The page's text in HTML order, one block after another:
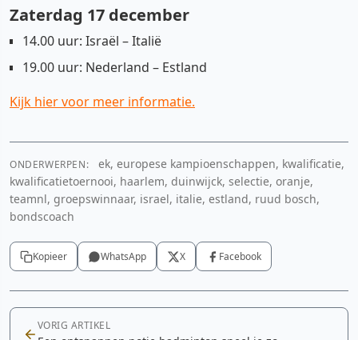
Zaterdag 17 december
14.00 uur: Israël – Italië
19.00 uur: Nederland – Estland
Kijk hier voor meer informatie.
ONDERWERPEN:
ek, europese kampioenschappen, kwalificatie,
kwalificatietoernooi, haarlem, duinwijck, selectie, oranje,
teamnl, groepswinnaar, israel, italie, estland, ruud bosch,
bondscoach
Kopieer WhatsApp X Facebook
VORIG ARTIKEL